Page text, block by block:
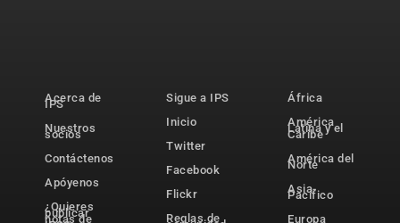
Acerca de
IPS
Nuestros
socios
Contáctenos
Apóyenos
¿Quieres
publicar
notas de
Sigue a IPS
Inicio
Twitter
Facebook
Flickr
Reglas de
África
América
Latina y el
Caribe
América del
Norte
Asia-
Pacífico
Europa